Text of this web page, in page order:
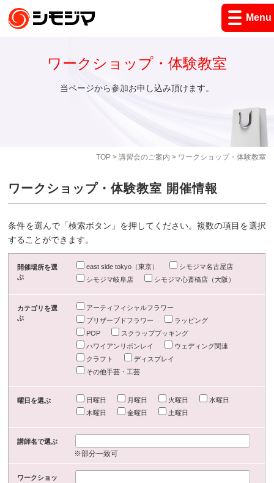
Menu
TOP> 講習会のご案内 > ワークショップ・体験教室
ワークショップ・体験教室
当ページから参加お申し込み頂けます。
ワークショップ・体験教室 開催情報
条件を選んで「検索ボタン」を押してください。複数の項目を選択
することができます。
開催場所を選
ぶ
east side tokyo（東京）
シモジマ名古屋店
シモジマ岐阜店
シモジマ心斎橋店（大阪）
カテゴリを選
ぶ
アーティフィシャルフラワー
プリザーブドフラワー
ラッピング
POP
スクラップブッキング
ハワイアンリボンレイ
ウェディング関連
クラフト
ディスプレイ
その他手芸・工芸
曜日を選ぶ 日曜日 月曜日 火曜日
水曜日
木曜日
金曜日 土曜日
講師名で選ぶ
※部分一致可
ワークショッ